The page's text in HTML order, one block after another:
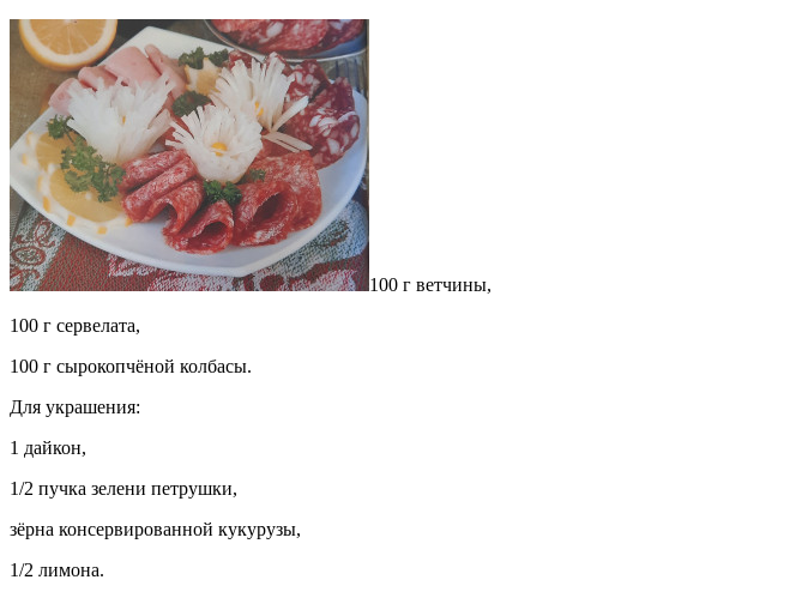
100 г ветчины,
100 г сервелата,
100 г сырокопчёной колбасы.
Для украшения:
1 дайкон,
1/2 пучка зелени петрушки,
зёрна консервированной кукурузы,
1/2 лимона.